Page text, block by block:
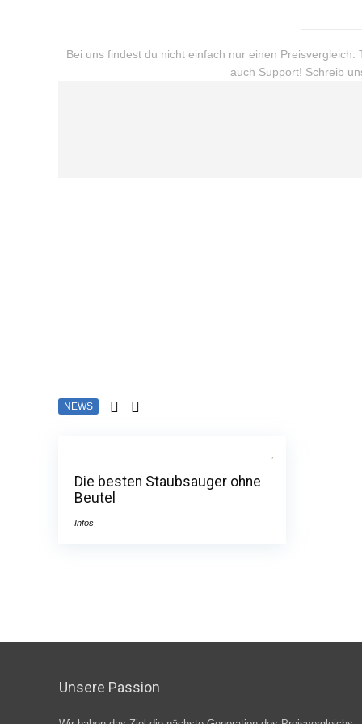
Bei uns findest du nicht einfach nur einen
auch Support! Schreib
NEWS
Die besten Staubsauger ohne
Beutel
Infos
Unsere Passion